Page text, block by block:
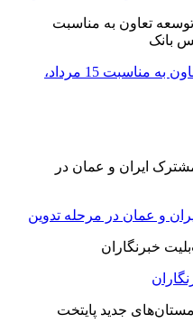
پیام مدیرعامل بانک توسعه تعاون به مناسبت 15 مرداد،
و عمان در مرحله تدوین